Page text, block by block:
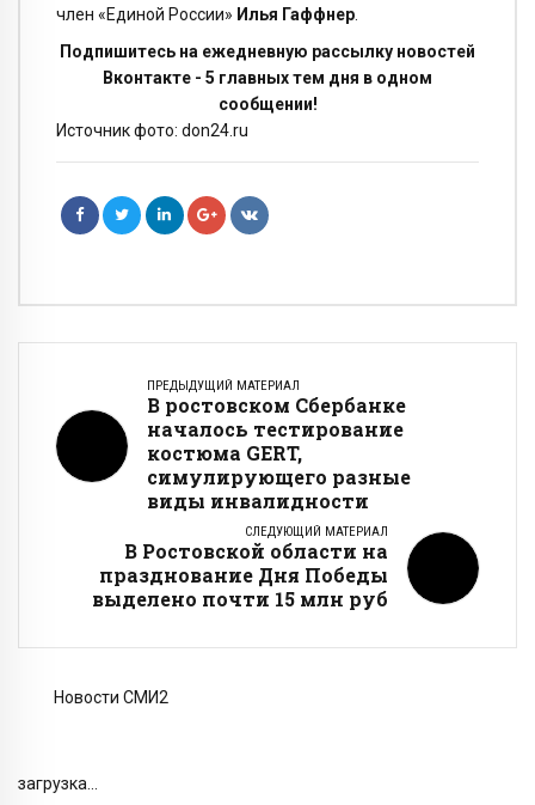
член «Единой России» Илья Гаффнер
Подпишитесь на ежедневную рассылку новостей
Вконтакте - 5 главных тем дня в одном
сообщении!
Источник фото: don24.ru
ПРЕДЫДУЩИЙ МАТЕРИАЛ
В ростовском Сбербанке
началось тестирование
костюма GERT,
симулирующего разные
виды инвалидности
СЛЕДУЮЩИЙ МАТЕРИАЛ
В Ростовской области на
празднование Дня Победы
выделено почти 15 млн руб
Новости СМИ2
загрузка...